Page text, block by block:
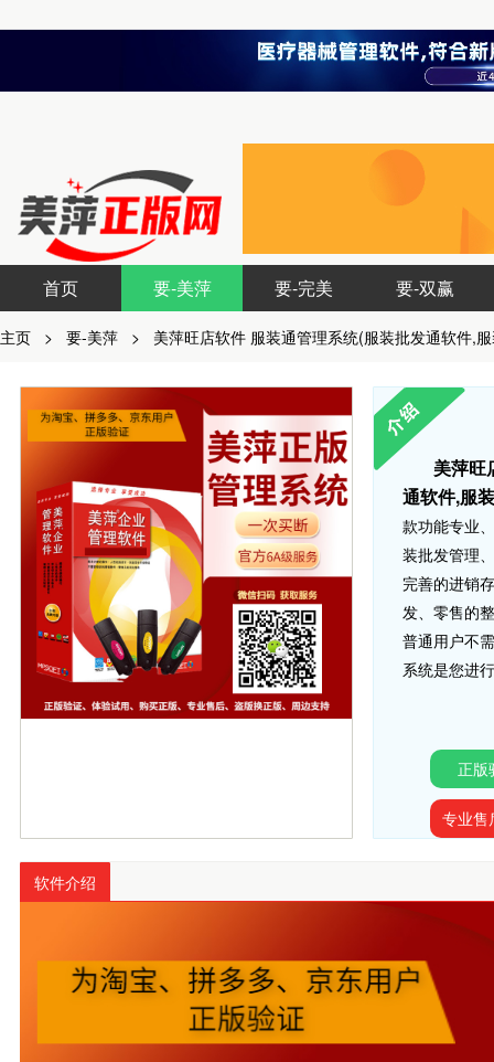
首页 要-美萍 要-完美 要-双赢
主页 > 要-美萍 > 美萍旺店软件 服装通管理系统(服装批发通软件,
美萍旺
通软件,服
款功能专业
装批发管理
完善的进销
发、零售的
普通用户不
系统是您进
正版
专业售
软件介绍